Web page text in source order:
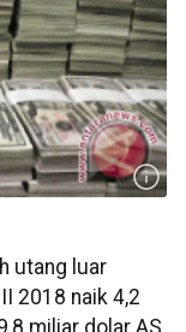
utang luar
2018 naik 4,2